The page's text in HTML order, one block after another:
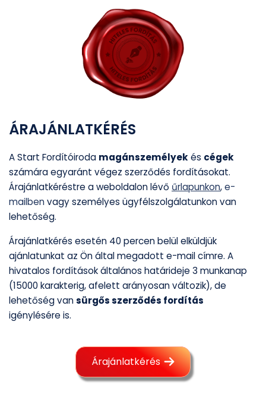
ÁRAJÁNLATKÉRÉS
A Start Fordítóiroda magánszemélyekés cégek
számára egyaránt végez szerződés fordításokat.
Árajánlatkéréstre a weboldalon lévő űrlapunkon,e-
mailbenvagy személyes ügyfélszolgálatunkon van
lehetőség.
Árajánlatkérés esetén 40 percen belül elküldjük
ajánlatunkat az Ön által megadott e-mail címre. A
hivatalos fordítások általános határideje 3 munkanap
(15000 karakterig, afelett arányosan változik), de
lehetőség vansürgős szerződés fordítás
igénylésére is.
Árajánlatkérés